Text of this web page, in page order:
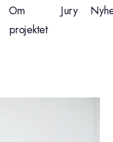
Om
projektet
Jury